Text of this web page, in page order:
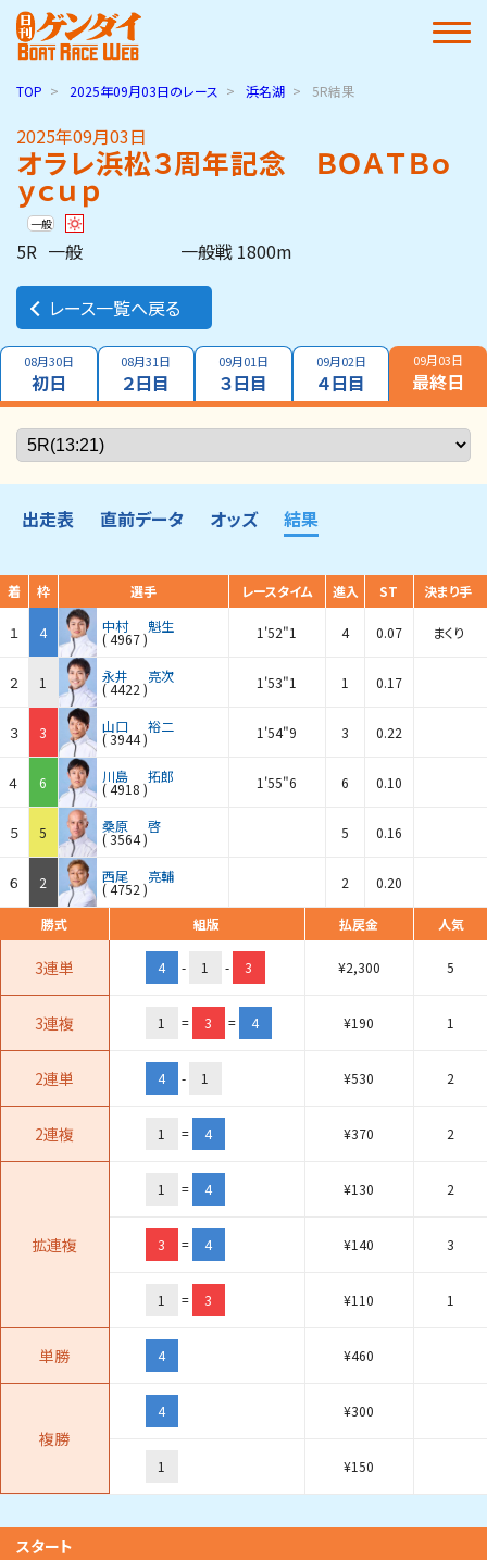
TOP 2025年09月03日のレース 浜名湖 5R結果
2025年09月03日
オラレ浜松３周年記念 ＢＯＡＴＢｏ
ｙｃｕｐ
一般
5R 一般 一般戦 1800m
レース一覧へ戻る
08月30日
初日
08月31日
２日目
09月01日
３日目
09月02日
４日目
09月03日
最終日
出走表 直前データ オッズ 結果
着 枠 選手 レースタイム 進入 ST 決まり手
１ 4 中村 魁生
(4967) 1'52"1 4 0.07 まくり
２ 1 永井 亮次
(4422 ) 1'53"1 1 0.17
３ 3 山口 裕二
(3944) 1'54"9 3 0.22
４ 6 川島 拓郎
(4918 ) 1'55"6 6 0.10
５ 5 桑原 啓
(3564) 5 0.16
６ 2 西尾 亮輔
(4752 ) 2 0.20
勝式 組版 払戻金 人気
3連単 4 - 1 - 3 ¥2,300 5
3連複 1 = 3 = 4 ¥190 1
2連単 4 - 1 ¥530 2
2連複 1 = 4 ¥370 2
拡連複
1 = 4 ¥130 2
3 = 4 ¥140 3
1 = 3 ¥110 1
単勝 4 ¥460
複勝
4 ¥300
1 ¥150
スタート